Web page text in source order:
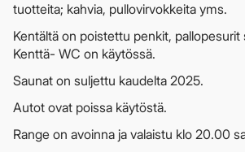
tuotteita; kahvia, pullovirvokkeita yms.
Kentältä on poistettu penkit, pallopesurit
Kenttä- WC on käytössä.
Saunat on suljettu kaudelta 2025.
Autot ovat poissa käytöstä.
Range on avoinna ja valaistu klo 20.00